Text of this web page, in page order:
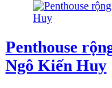
Penthouse
Ngô Kiến Huy